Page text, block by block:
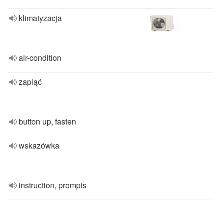
klimatyzacja
air-condition
zapiąć
button up, fasten
wskazówka
instruction, prompts